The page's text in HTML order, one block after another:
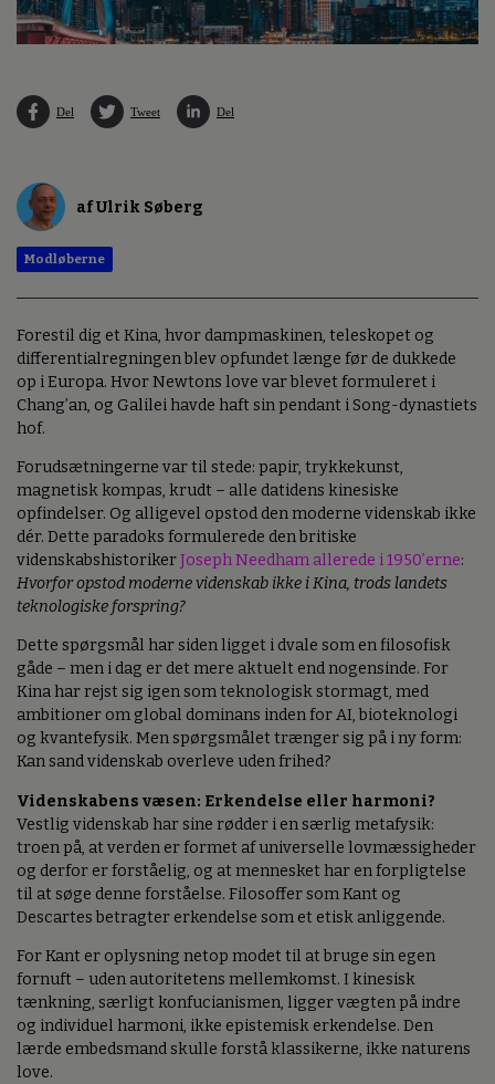
Del Tweet Del
af Ulrik Søberg
Modløberne
Forestil dig et Kina, hvor dampmaskinen, teleskopet og
differentialregningen blev opfundet længe før de dukkede
op i Europa. Hvor Newtons love var blevet formuleret i
Chang’an, og Galilei havde haft sin pendant i Song-dynastiets
hof.
Forudsætningerne var til stede: papir, trykkekunst,
magnetisk kompas, krudt – alle datidens kinesiske
opfindelser. Og alligevel opstod den moderne videnskab ikke
dér. Dette paradoks formulerede den britiske
videnskabshistorikerJoseph Needham allerede i 1950’erne:
Hvorfor opstod moderne videnskab ikke i Kina, trods landets
teknologiske forspring?
Dette spørgsmål har siden ligget i dvale som en filosofisk
gåde – men i dag er det mere aktuelt end nogensinde. For
Kina har rejst sig igen som teknologisk stormagt, med
ambitioner om global dominans inden for AI, bioteknologi
og kvantefysik. Men spørgsmålet trænger sig på i ny form:
Kan sand videnskab overleve uden frihed?
Videnskabens væsen: Erkendelse eller harmoni?
Vestlig videnskab har sine rødder i en særlig metafysik:
troen på, at verden er formet af universelle lovmæssigheder
og derfor er forståelig, og at mennesket har en forpligtelse
til at søge denne forståelse. Filosoffer som Kant og
Descartes betragter erkendelse som et etisk anliggende.
For Kant er oplysning netop modet til at bruge sin egen
fornuft – uden autoritetens mellemkomst. I kinesisk
tænkning, særligt konfucianismen, ligger vægten på indre
og individuel harmoni, ikke epistemisk erkendelse. Den
lærde embedsmand skulle forstå klassikerne, ikke naturens
love.